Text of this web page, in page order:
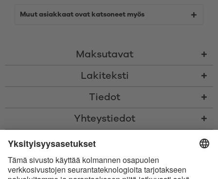
Muut asiakkaat ovat katsoneet myös
Maksutavat
Lakiteksti
Tiedot
Yhteystiedot
sekä
tarvittaessa postiennakkomaksut, ellei toisin ole ilmoitettu
* Bluetooth®-sanamerkki ja logot ovat Bluetooth SIG, Inc.:in omistamia
rekisteröityjä tavaramerkkejä, ja Satisfyer GmbH käyttää niitä